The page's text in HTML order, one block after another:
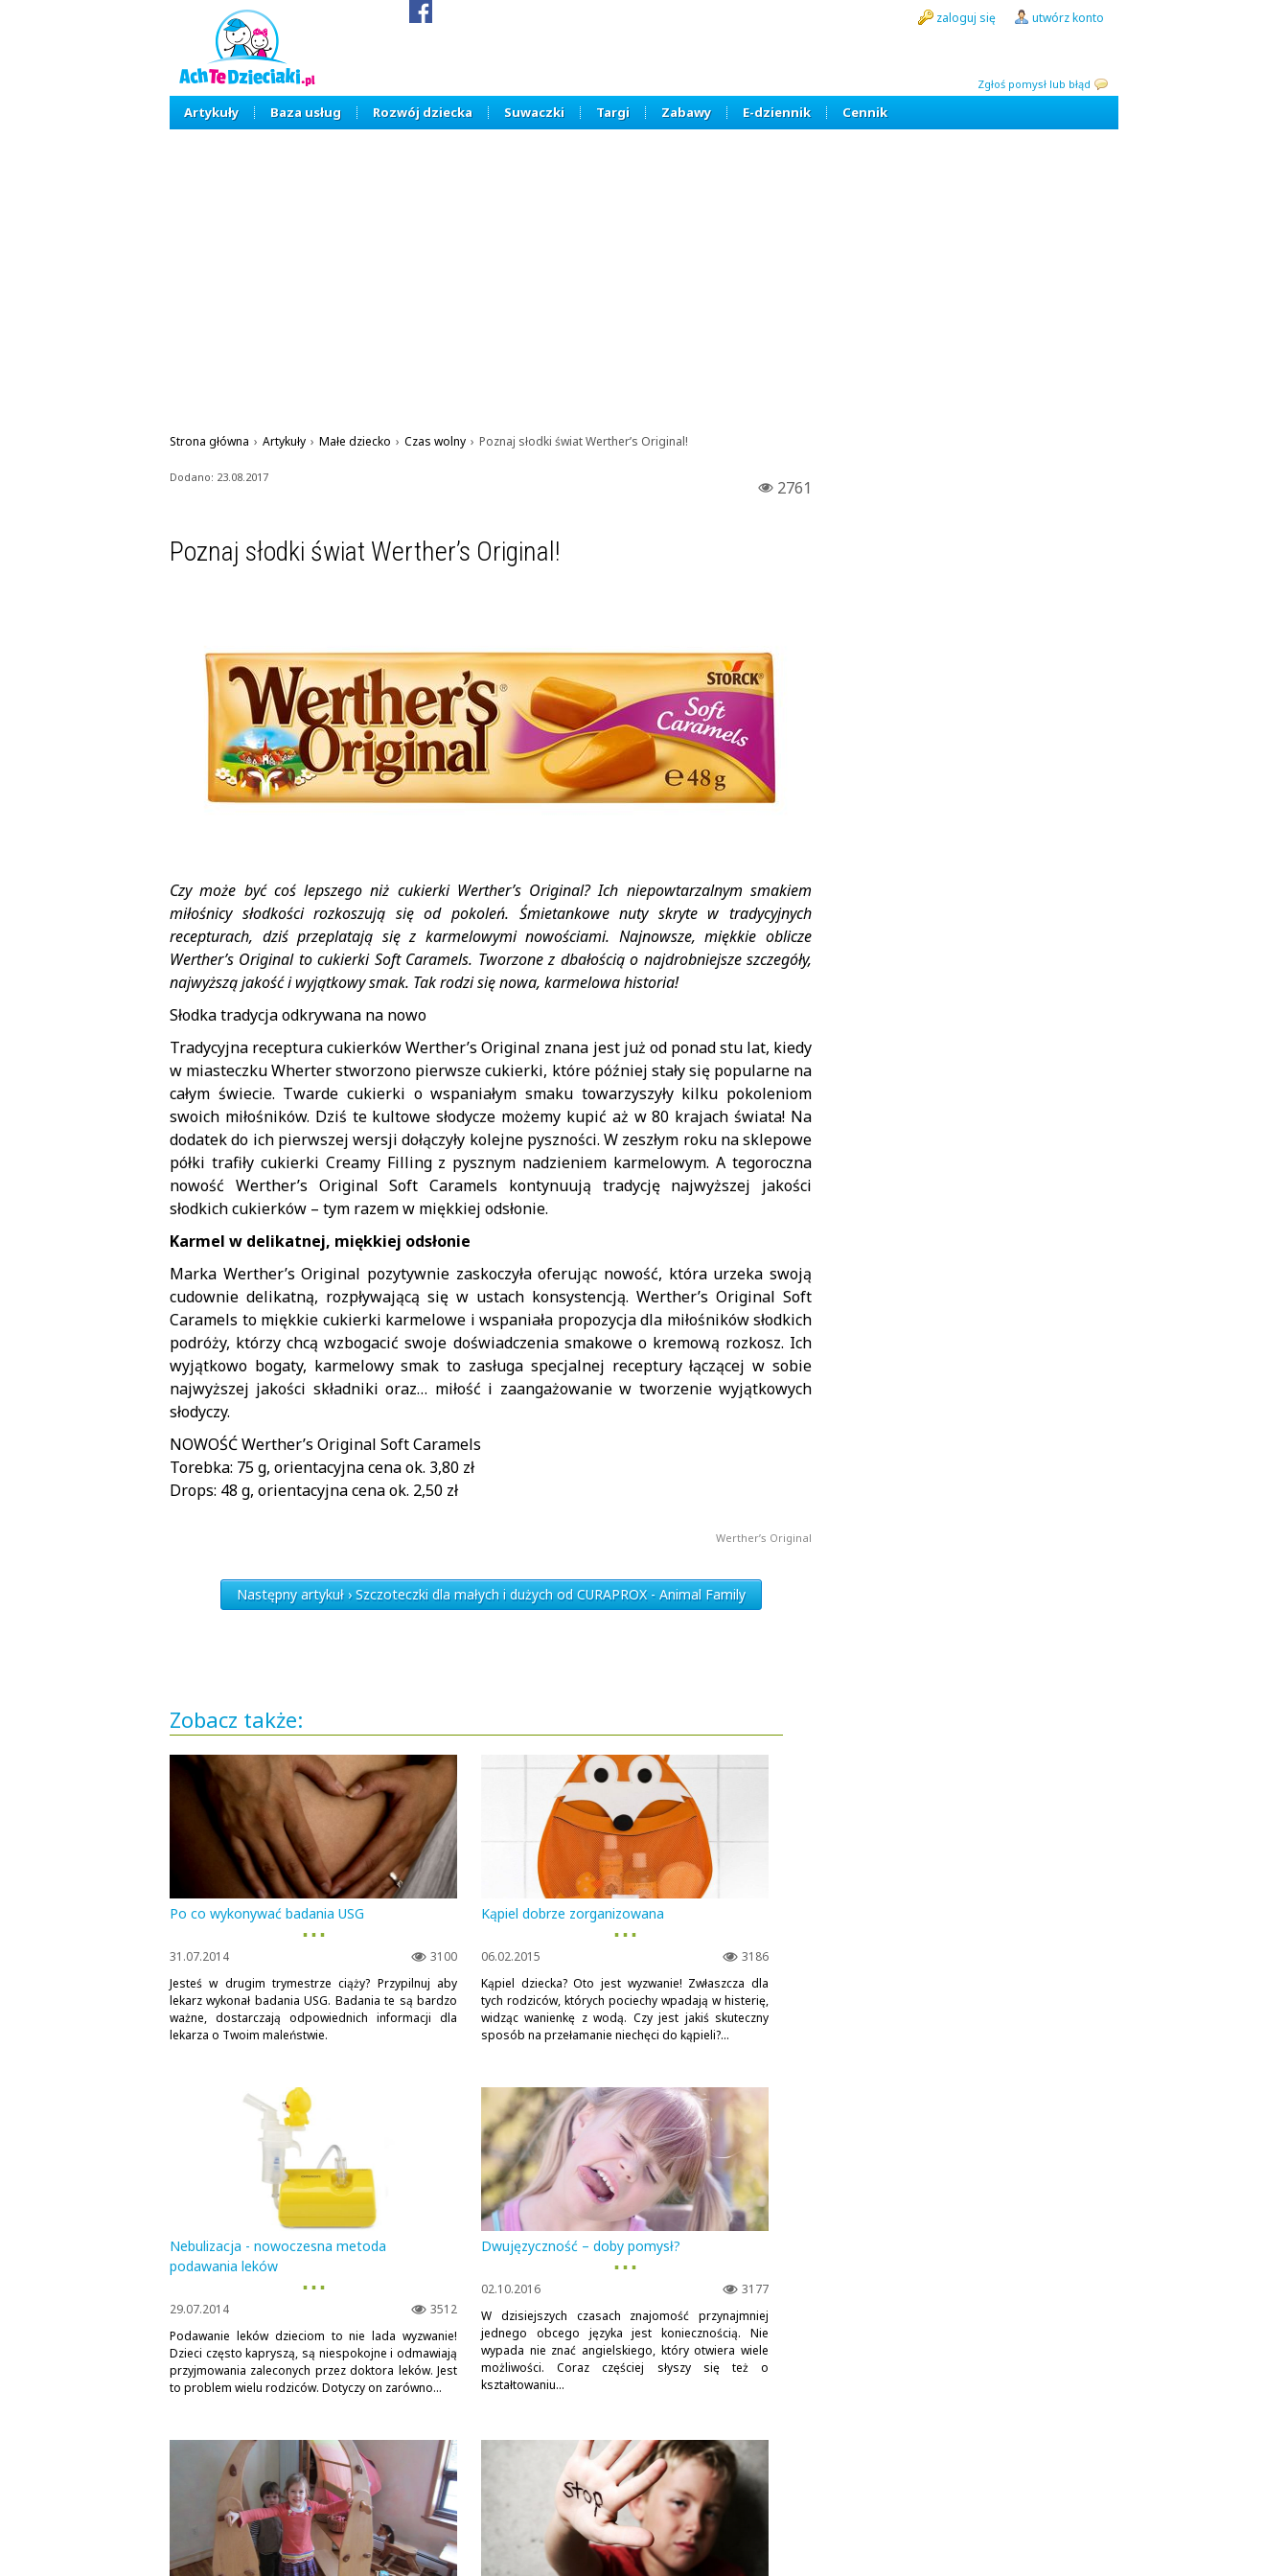
Zgłoś pomysł lub błąd
zaloguj się utwórz konto
Artykuły Baza usług Rozwój dziecka Suwaczki Targi Zabawy E-dziennik Cennik
Strona główna › Artykuły › Małe dziecko › Czas wolny › Poznaj słodki świat Werther’s Original!
2761
Dodano: 23.08.2017
Poznaj słodki świat Werther’s Original!
Czy może być coś lepszego niż cukierki Werther’s Original? Ich niepowtarzalnym smakiem
miłośnicy słodkości rozkoszują się od pokoleń. Śmietankowe nuty skryte w tradycyjnych
recepturach, dziś przeplatają się z karmelowymi nowościami. Najnowsze, miękkie oblicze
Werther’s Original to cukierki Soft Caramels. Tworzone z dbałością o najdrobniejsze szczegóły,
najwyższą jakość i wyjątkowy smak. Tak rodzi się nowa, karmelowa historia!
Słodka tradycja odkrywana na nowo
Tradycyjna receptura cukierków Werther’s Original znana jest już od ponad stu lat, kiedy
w miasteczku Wherter stworzono pierwsze cukierki, które później stały się popularne na
całym świecie. Twarde cukierki o wspaniałym smaku towarzyszyły kilku pokoleniom
swoich miłośników. Dziś te kultowe słodycze możemy kupić aż w 80 krajach świata! Na
dodatek do ich pierwszej wersji dołączyły kolejne pyszności. W zeszłym roku na sklepowe
półki trafiły cukierki Creamy Filling z pysznym nadzieniem karmelowym. A tegoroczna
nowość Werther’s Original Soft Caramels kontynuują tradycję najwyższej jakości
słodkich cukierków – tym razem w miękkiej odsłonie.
Karmel w delikatnej, miękkiej odsłonie
Marka Werther’s Original pozytywnie zaskoczyła oferując nowość, która urzeka swoją
cudownie delikatną, rozpływającą się w ustach konsystencją. Werther’s Original Soft
Caramels to miękkie cukierki karmelowe i wspaniała propozycja dla miłośników słodkich
podróży, którzy chcą wzbogacić swoje doświadczenia smakowe o kremową rozkosz. Ich
wyjątkowo bogaty, karmelowy smak to zasługa specjalnej receptury łączącej w sobie
najwyższej jakości składniki oraz… miłość i zaangażowanie w tworzenie wyjątkowych
słodyczy.
NOWOŚĆ Werther’s Original Soft Caramels
Torebka: 75 g, orientacyjna cena ok. 3,80 zł
Drops: 48 g, orientacyjna cena ok. 2,50 zł
Werther’s Original
Następny artykuł › Szczoteczki dla małych i dużych od CURAPROX - Animal Family
Zobacz także:
Po co wykonywać badania USG
▪ ▪ ▪
3100
31.07.2014
Jesteś w drugim trymestrze ciąży? Przypilnuj aby
lekarz wykonał badania USG. Badania te są bardzo
ważne, dostarczają odpowiednich informacji dla
lekarza o Twoim maleństwie.
Kąpiel dobrze zorganizowana
▪ ▪ ▪
3186
06.02.2015
Kąpiel dziecka? Oto jest wyzwanie! Zwłaszcza dla
tych rodziców, których pociechy wpadają w histerię,
widząc wanienkę z wodą. Czy jest jakiś skuteczny
sposób na przełamanie niechęci do kąpieli?...
Nebulizacja - nowoczesna metoda
podawania leków
▪ ▪ ▪
3512
29.07.2014
Podawanie leków dzieciom to nie lada wyzwanie!
Dzieci często kapryszą, są niespokojne i odmawiają
przyjmowania zaleconych przez doktora leków. Jest
to problem wielu rodziców. Dotyczy on zarówno...
Dwujęzyczność – doby pomysł?
▪ ▪ ▪
3177
02.10.2016
W dzisiejszych czasach znajomość przynajmniej
jednego obcego języka jest koniecznością. Nie
wypada nie znać angielskiego, który otwiera wiele
możliwości. Coraz częściej słyszy się też o
kształtowaniu...